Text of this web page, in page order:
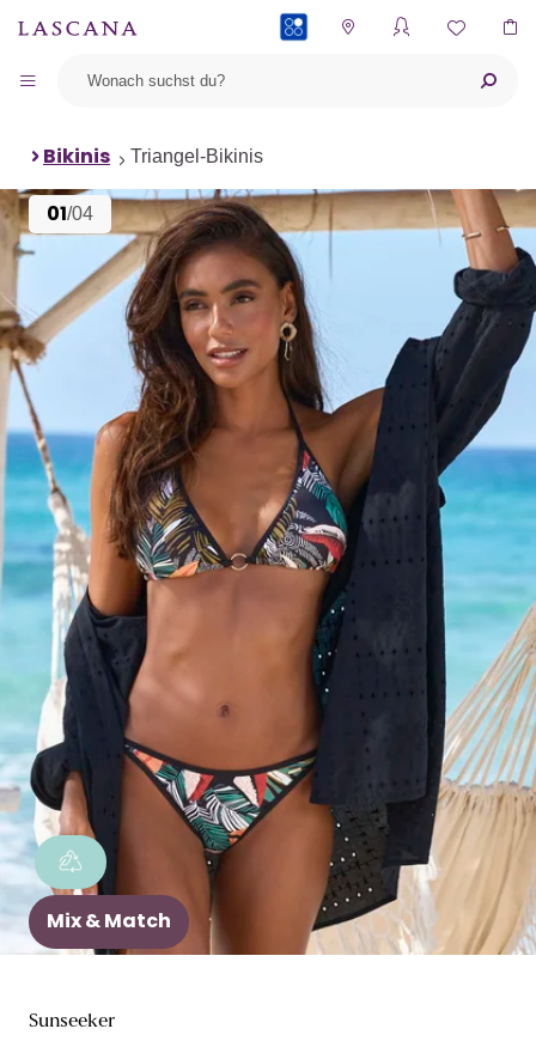
Bikinis Triangel-Bikinis
01/04
Mix & Match
Sunseeker